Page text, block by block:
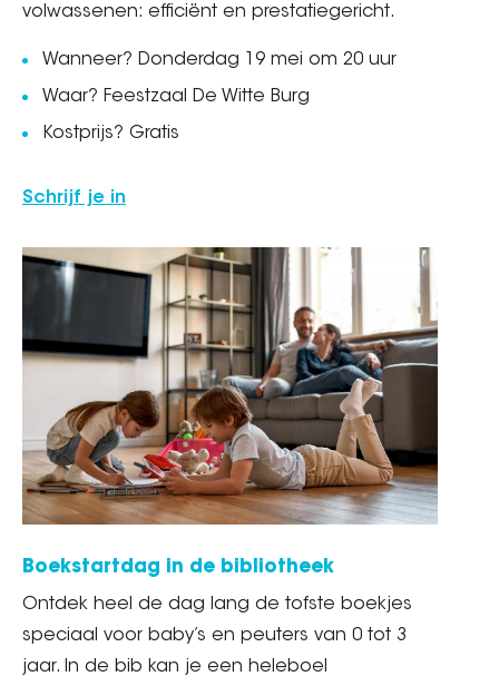
volwassenen: efficiënt en prestatiegericht.
Wanneer? Donderdag 19 mei om 20 uur
Waar? Feestzaal De Witte Burg
Kostprijs? Gratis
Schrijf je in
Boekstartdag in de bibliotheek
Ontdek heel de dag lang de tofste boekjes
speciaal voor baby’s en peuters van 0 tot 3
jaar. In de bib kan je een heleboel